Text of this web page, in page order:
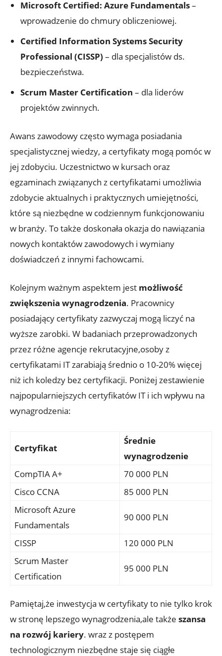
Microsoft Certified: Azure Fundamentals–
wprowadzenie do chmury obliczeniowej.
Certified Information Systems Security
Professional (CISSP) – dla specjalistów ds.
bezpieczeństwa.
Scrum Master Certification – dla liderów
projektów zwinnych.
Awans zawodowy często wymaga posiadania
specjalistycznej wiedzy, a certyfikaty mogą pomóc w
jej zdobyciu. Uczestnictwo w kursach oraz
egzaminach związanych z certyfikatami umożliwia
zdobycie aktualnych i praktycznych umiejętności,
które są niezbędne w codziennym funkcjonowaniu
w branży. To także doskonała okazja do nawiązania
nowych kontaktów zawodowych i wymiany
doświadczeń z innymi fachowcami.
Kolejnym ważnym aspektem jest możliwość
zwiększenia wynagrodzenia. Pracownicy
posiadający certyfikaty zazwyczaj mogą liczyć na
wyższe zarobki. W badaniach przeprowadzonych
przez różne agencje rekrutacyjne,osoby z
certyfikatami IT zarabiają średnio o 10-20% więcej
niż ich koledzy bez certyfikacji. Poniżej zestawienie
najpopularniejszych certyfikatów IT i ich wpływu na
wynagrodzenia:
Certyfikat
Średnie
wynagrodzenie
CompTIA A+
70 000 PLN
Cisco CCNA
85 000 PLN
Microsoft Azure
Fundamentals
90 000 PLN
CISSP
120 000 PLN
Scrum Master
Certification
95 000 PLN
Pamiętaj,że inwestycja w certyfikaty to nie tylko krok
w stronę lepszego wynagrodzenia,ale także szansa
na rozwój kariery. wraz z postępem
technologicznym niezbędne staje się ciągłe